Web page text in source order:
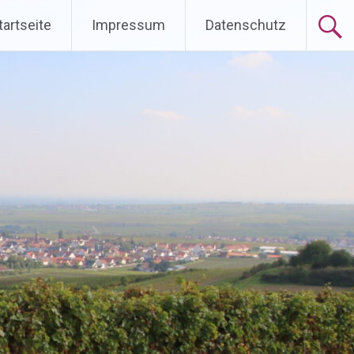
Impressum Datenschutz